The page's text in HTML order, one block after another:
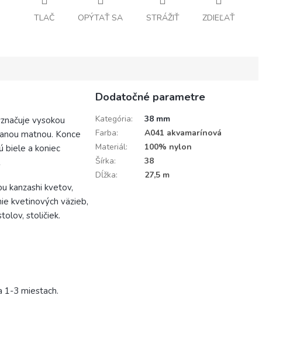
TLAČ OPÝTAŤ SA STRÁŽIŤ ZDIEĽAŤ
vysokou
matnou. Konce
biele a koniec
kanzashi kvetov,
kvetinových väzieb,
stoličiek.
1-3 miestach.
Dodatočné parametre
Kategória:
38 mm
Farba:
A041 akvamarínová
Materiál:
100% nylon
Šírka:
38
Dĺžka: 27,5 m